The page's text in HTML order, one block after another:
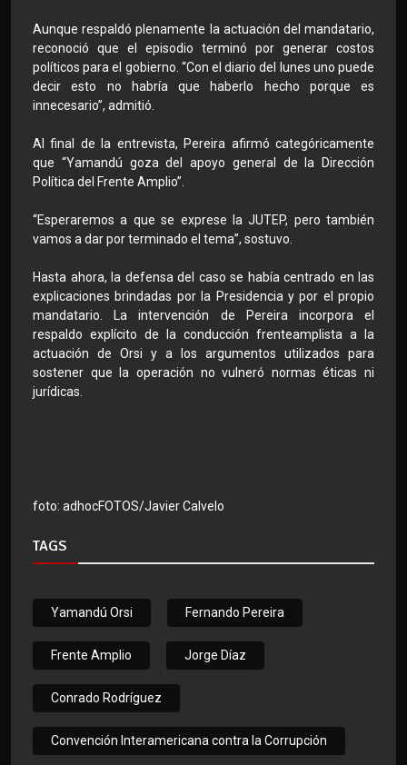
Aunque respaldó plenamente la actuación del mandatario,
reconoció que el episodio terminó por generar costos
políticos para el gobierno. “Con el diario del lunes uno puede
decir esto no habría que haberlo hecho porque es
innecesario”, admitió.
Al final de la entrevista, Pereira afirmó categóricamente
que “Yamandú goza del apoyo general de la Dirección
Política del Frente Amplio”.
“Esperaremos a que se exprese la JUTEP, pero también
vamos a dar por terminado el tema”, sostuvo.
Hasta ahora, la defensa del caso se había centrado en las
explicaciones brindadas por la Presidencia y por el propio
mandatario. La intervención de Pereira incorpora el
respaldo explícito de la conducción frenteamplista a la
actuación de Orsi y a los argumentos utilizados para
sostener que la operación no vulneró normas éticas ni
jurídicas.
foto: adhocFOTOS/Javier Calvelo
TAGS
Yamandú Orsi Fernando Pereira
Frente Amplio Jorge Díaz
Conrado Rodríguez
Convención Interamericana contra la Corrupción